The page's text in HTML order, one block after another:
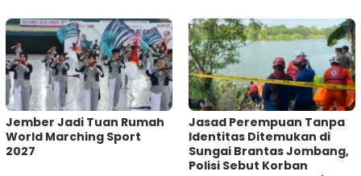
Jember Jadi Tuan Rumah
World Marching Sport
2027
Jasad Perempuan Tanpa
Identitas Ditemukan di
Sungai Brantas Jombang,
Polisi Sebut Korban